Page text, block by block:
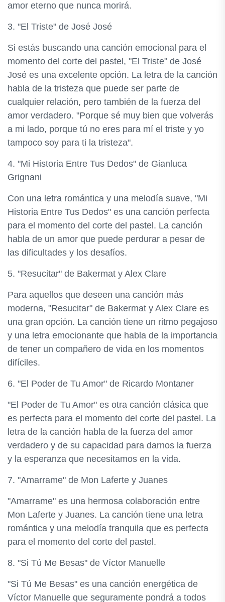
amor eterno que nunca morirá.
3. "El Triste" de José José
Si estás buscando una canción emocional para el
momento del corte del pastel, "El Triste" de José
José es una excelente opción. La letra de la canción
habla de la tristeza que puede ser parte de
cualquier relación, pero también de la fuerza del
amor verdadero. "Porque sé muy bien que volverás
a mi lado, porque tú no eres para mí el triste y yo
tampoco soy para ti la tristeza".
4. "Mi Historia Entre Tus Dedos" de Gianluca
Grignani
Con una letra romántica y una melodía suave, "Mi
Historia Entre Tus Dedos" es una canción perfecta
para el momento del corte del pastel. La canción
habla de un amor que puede perdurar a pesar de
las dificultades y los desafíos.
5. "Resucitar" de Bakermat y Alex Clare
Para aquellos que deseen una canción más
moderna, "Resucitar" de Bakermat y Alex Clare es
una gran opción. La canción tiene un ritmo pegajoso
y una letra emocionante que habla de la importancia
de tener un compañero de vida en los momentos
difíciles.
6. "El Poder de Tu Amor" de Ricardo Montaner
"El Poder de Tu Amor" es otra canción clásica que
es perfecta para el momento del corte del pastel. La
letra de la canción habla de la fuerza del amor
verdadero y de su capacidad para darnos la fuerza
y ​​la esperanza que necesitamos en la vida.
7. "Amarrame" de Mon Laferte y Juanes
"Amarrame" es una hermosa colaboración entre
Mon Laferte y Juanes. La canción tiene una letra
romántica y una melodía tranquila que es perfecta
para el momento del corte del pastel.
8. "Si Tú Me Besas" de Víctor Manuelle
"Si Tú Me Besas" es una canción energética de
Víctor Manuelle que seguramente pondrá a todos